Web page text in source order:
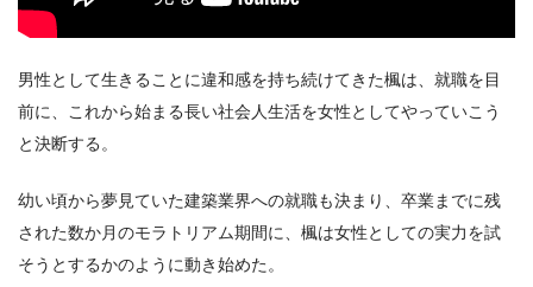
男性として生きることに違和感を持ち続けてきた楓は、就職を目
前に、これから始まる長い社会人生活を女性としてやっていこう
と決断する。
幼い頃から夢見ていた建築業界への就職も決まり、卒業までに残
された数か月のモラトリアム期間に、楓は女性としての実力を試
そうとするかのように動き始めた。